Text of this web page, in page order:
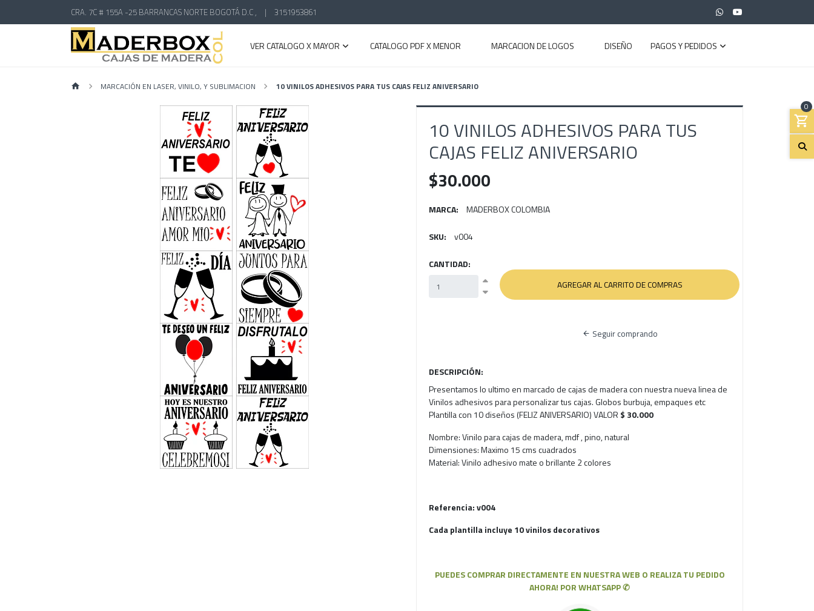
CRA. 7C # 155A -25 BARRANCAS NORTE BOGOTÁ D.C , | 3151953861
VER CATALOGO X MAYOR CATALOGO PDF X MENOR MARCACION DE LOGOS DISEÑO PAGOS Y PEDIDOS
0
MARCACIÓN EN LASER, VINILO, Y SUBLIMACION 10 VINILOS ADHESIVOS PARA TUS CAJAS FELIZ ANIVERSARIO
10 VINILOS ADHESIVOS PARA TUS
CAJAS FELIZ ANIVERSARIO
$30.000
MARCA: MADERBOX COLOMBIA
SKU: v004
CANTIDAD:
Seguir comprando
DESCRIPCIÓN:
Presentamos lo ultimo en marcado de cajas de madera con nuestra nueva linea de
Vinilos adhesivos para personalizar tus cajas. Globos burbuja, empaques etc
Plantilla con 10 diseños (FELIZ ANIVERSARIO) VALOR $ 30.000
Nombre: Vinilo para cajas de madera, mdf , pino, natural
Dimensiones: Maximo 15 cms cuadrados
Material: Vinilo adhesivo mate o brillante 2 colores
Referencia: v004
Cada plantilla incluye 10 vinilos decorativos
PUEDES COMPRAR DIRECTAMENTE EN NUESTRA WEB O REALIZA TU PEDIDO
AHORA! POR WHATSAPP ✆